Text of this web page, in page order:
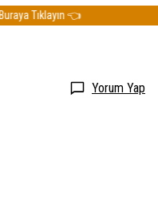
Tıklayın 👈
Yorum Yap